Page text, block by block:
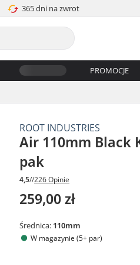
365 dni na zwrot
PROMOCJE
ROOT INDUSTRIES
Air 110mm Black
pak
4,5//226 Opinie
259,00 zł
Średnica: 110mm
W magazynie (5+ par)